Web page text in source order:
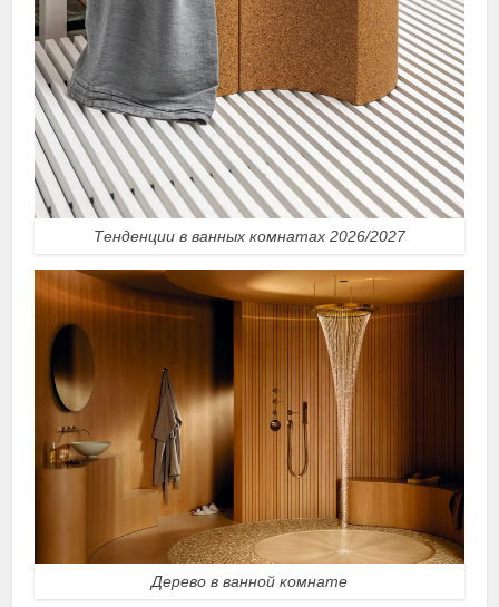
Тенденции в ванных комнатах 2026/2027
Дерево в ванной комнате